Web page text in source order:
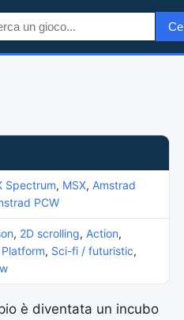
Spectrum, MSX, Amstrad
PCW
, 2D scrolling, Action,
Platform, Sci-fi / futuristic,
è diventata un incubo